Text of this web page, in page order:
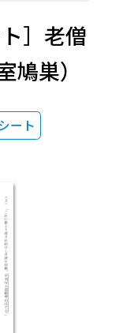
］老僧
巣）
ート